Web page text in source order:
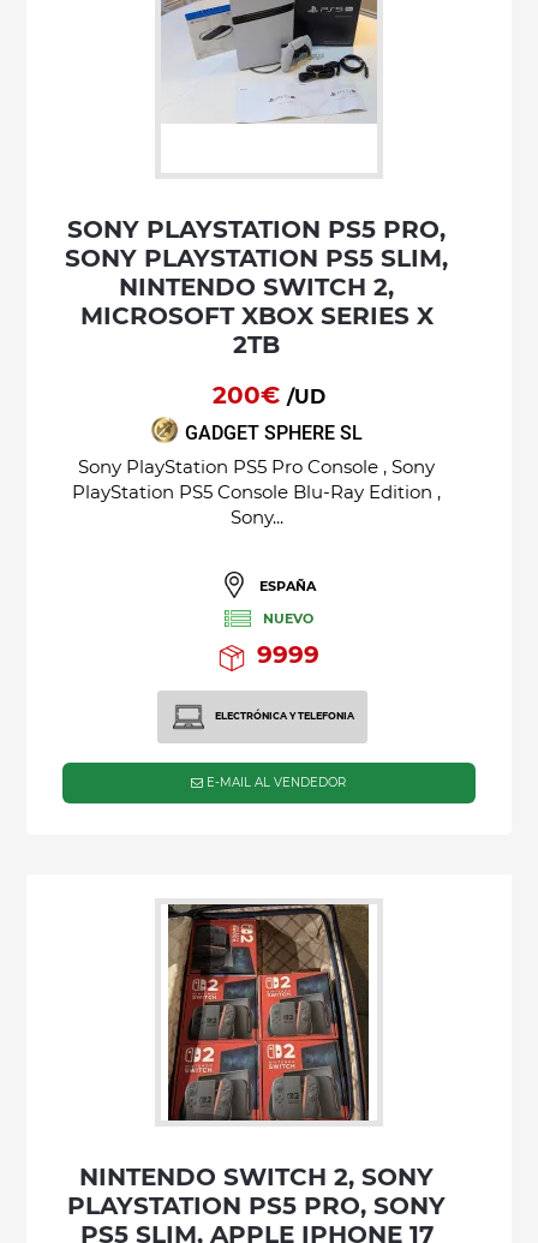
SONY PLAYSTATION PS5 PRO,
SONY PLAYSTATION PS5 SLIM,
NINTENDO SWITCH 2,
MICROSOFT XBOX SERIES X
2TB
200€ /UD
GADGET SPHERE SL
Sony PlayStation PS5 Pro Console , Sony
PlayStation PS5 Console Blu-Ray Edition ,
Sony...
ESPAÑA
NUEVO
9999
ELECTRÓNICA Y TELEFONIA
E-MAIL AL VENDEDOR
NINTENDO SWITCH 2, SONY
PLAYSTATION PS5 PRO, SONY
PS5 SLIM, APPLE IPHONE 17